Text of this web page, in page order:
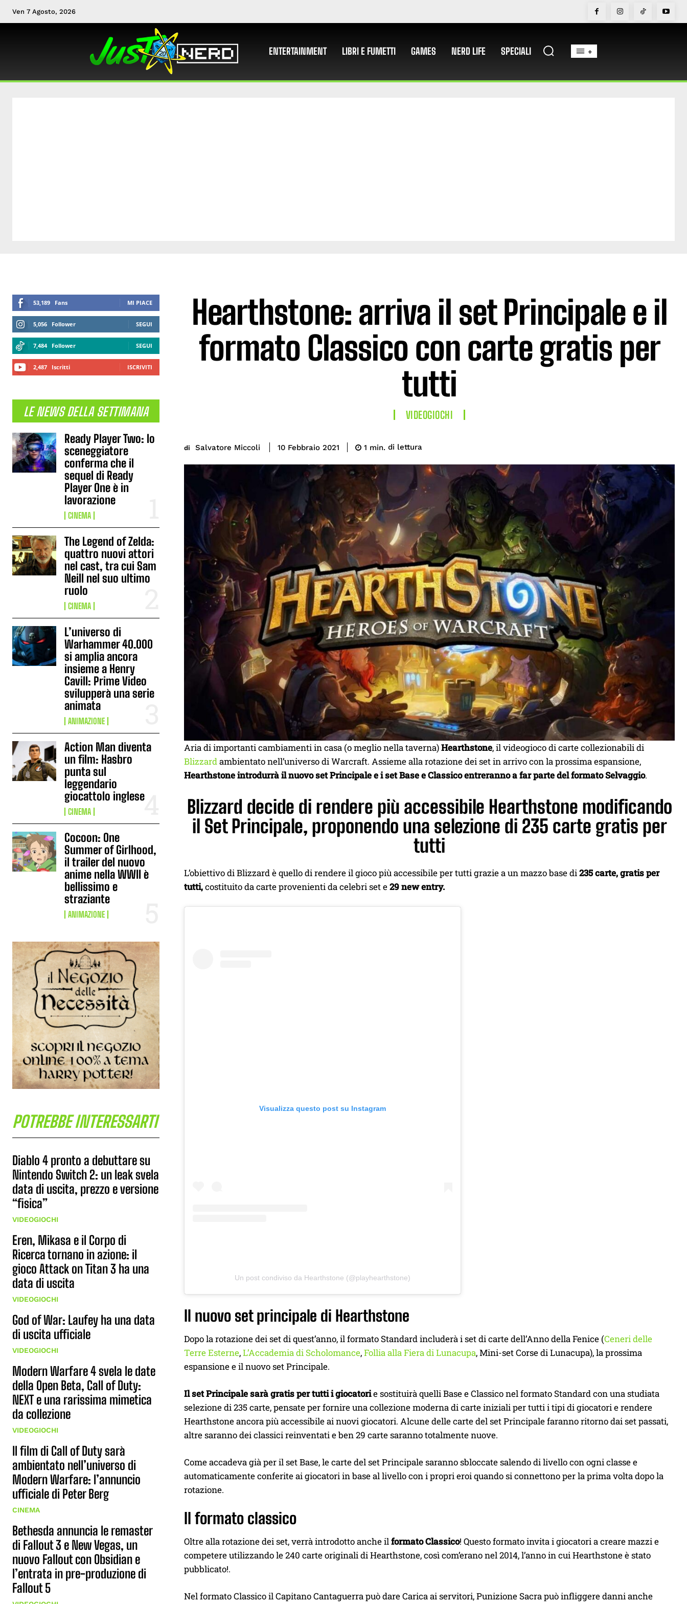
Ven 7 Agosto, 2026
ENTERTAINMENT LIBRI E FUMETTI GAMES NERD LIFE SPECIALI +
53,189 Fans MI PIACE
5,056 Follower SEGUI
7,484 Follower SEGUI
2,487 Iscritti ISCRIVITI
LE NEWS DELLA SETTIMANA
Ready Player Two: lo
sceneggiatore
conferma che il
sequel di Ready
Player One è in
lavorazione
CINEMA
The Legend of Zelda:
quattro nuovi attori
nel cast, tra cui Sam
Neill nel suo ultimo
ruolo
CINEMA
L’universo di
Warhammer 40.000
si amplia ancora
insieme a Henry
Cavill: Prime Video
svilupperà una serie
animata
ANIMAZIONE
Action Man diventa
un film: Hasbro
punta sul
leggendario
giocattolo inglese
CINEMA
Cocoon: One
Summer of Girlhood,
il trailer del nuovo
anime nella WWII è
bellissimo e
straziante
ANIMAZIONE
POTREBBE INTERESSARTI
Diablo 4 pronto a debuttare su
Nintendo Switch 2: un leak svela
data di uscita, prezzo e versione
“fisica”
VIDEOGIOCHI
Eren, Mikasa e il Corpo di
Ricerca tornano in azione: il
gioco Attack on Titan 3 ha una
data di uscita
VIDEOGIOCHI
God of War: Laufey ha una data
di uscita ufficiale
VIDEOGIOCHI
Modern Warfare 4 svela le date
della Open Beta, Call of Duty:
NEXT e una rarissima mimetica
da collezione
VIDEOGIOCHI
Il film di Call of Duty sarà
ambientato nell’universo di
Modern Warfare: l’annuncio
ufficiale di Peter Berg
CINEMA
Bethesda annuncia le remaster
di Fallout 3 e New Vegas, un
nuovo Fallout con Obsidian e
l’entrata in pre-produzione di
Fallout 5
Hearthstone: arriva il set Principale e il
formato Classico con carte gratis per
tutti
VIDEOGIOCHI
di Salvatore Miccoli 10 Febbraio 2021 1 min. di lettura
Aria di importanti cambiamenti in casa (o meglio nella taverna)Hearthstone, il videogioco di carte collezionabili di
Blizzardambientato nell’universo di Warcraft. Assieme alla rotazione dei set in arrivo con la prossima espansione,
Hearthstone introdurrà il nuovo set Principale e i set Base e Classico entreranno a far parte del formato Selvaggio.
Blizzard decide di rendere più accessibile Hearthstone modificando
il Set Principale, proponendo una selezione di 235 carte gratis per
tutti
L’obiettivo di Blizzard è quello di rendere il gioco più accessibile per tutti grazie a un mazzo base di235 carte, gratis per
tutti,costituito da carte provenienti da celebri set e29 new entry.
Visualizza questo post su Instagram
Un post condiviso da Hearthstone (@playhearthstone)
Il nuovo set principale di Hearthstone
Dopo la rotazione dei set di quest’anno, il formato Standard includerà i set di carte dell’Anno della Fenice (Ceneri delle
Terre Esterne,L’Accademia di Scholomance,Follia alla Fiera di Lunacupa, Mini-set Corse di Lunacupa), la prossima
espansione e il nuovo set Principale.
Il set Principale sarà gratis per tutti i giocatorie sostituirà quelli Base e Classico nel formato Standard con una studiata
selezione di 235 carte, pensate per fornire una collezione moderna di carte iniziali per tutti i tipi di giocatori e rendere
Hearthstone ancora più accessibile ai nuovi giocatori. Alcune delle carte del set Principale faranno ritorno dai set passati,
altre saranno dei classici reinventati e ben 29 carte saranno totalmente nuove.
Come accadeva già per il set Base, le carte del set Principale saranno sbloccate salendo di livello con ogni classe e
automaticamente conferite ai giocatori in base al livello con i propri eroi quando si connettono per la prima volta dopo la
rotazione.
II formato classico
Oltre alla rotazione dei set, verrà introdotto anche ilformato Classico! Questo formato invita i giocatori a creare mazzi e
competere utilizzando le 240 carte originali di Hearthstone, così com’erano nel 2014, l’anno in cui Hearthstone è stato
pubblicato!.
Nel formato Classico il Capitano Cantaguerra può dare Carica ai servitori, Punizione Sacra può infliggere danni anche